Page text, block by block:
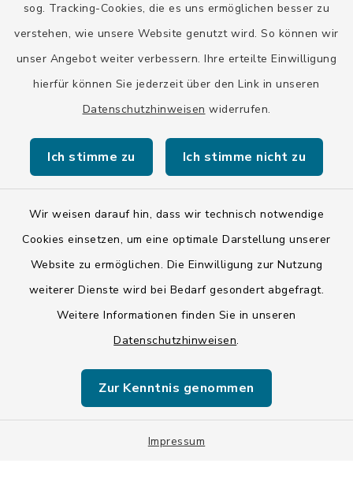
sog. Tracking-Cookies, die es uns ermöglichen besser zu
verstehen, wie unsere Website genutzt wird. So können wir
unser Angebot weiter verbessern. Ihre erteilte Einwilligung
hierfür können Sie jederzeit über den Link in unseren
Datenschutzhinweisen widerrufen.
Ich stimme zu Ich stimme nicht zu
Wir weisen darauf hin, dass wir technisch notwendige
Cookies einsetzen, um eine optimale Darstellung unserer
Website zu ermöglichen. Die Einwilligung zur Nutzung
weiterer Dienste wird bei Bedarf gesondert abgefragt.
Weitere Informationen finden Sie in unseren
Datenschutzhinweisen.
Zur Kenntnis genommen
Impressum
Terminanfrage senden
Quicklinks
Kontakt
Datenschutz
ISIS 12
Sitemap